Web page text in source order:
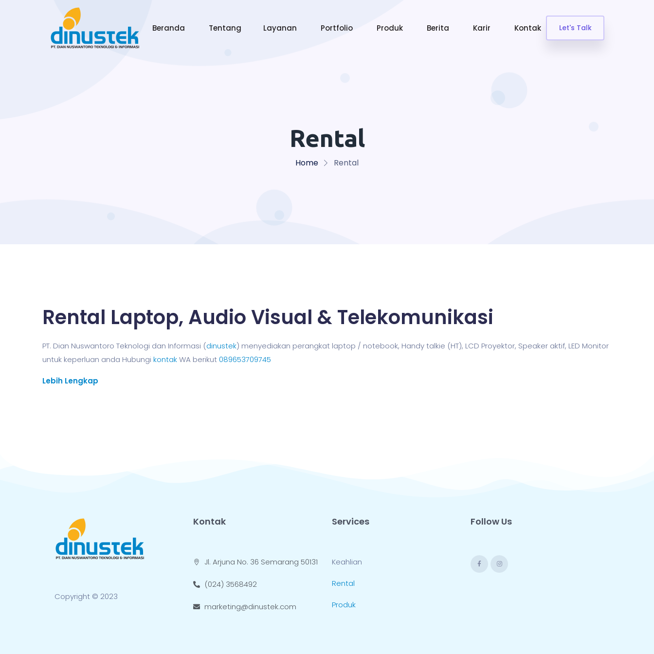
Beranda Tentang Layanan Portfolio Produk Berita Karir Kontak Let's Talk
Rental
Home Rental
Rental Laptop, Audio Visual & Telekomunikasi
PT. Dian Nuswantoro Teknologi dan Informasi (dinustek) menyediakan perangkat laptop / notebook, Handy talkie (HT), LCD Proyektor, Speaker aktif, LED Monitor
untuk keperluan anda Hubungi kontakWA berikut089653709745
Lebih Lengkap
Copyright © 2023
Kontak
Jl. Arjuna No. 36 Semarang 50131
(024) 3568492
marketing@dinustek.com
Services
Keahlian
Rental
Produk
Follow Us